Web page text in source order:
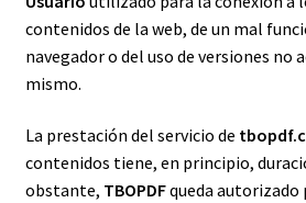
contenidos de la web, de un mal
navegador o del uso de versiones no
mismo.
La prestación del servicio de
contenidos tiene, en principio,
obstante, TBOPDFqueda autorizado